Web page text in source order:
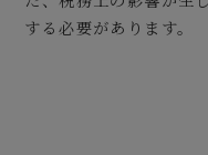
する必要があります。